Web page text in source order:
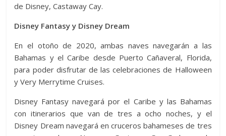
de Disney, Castaway Cay.
Disney Fantasy y Disney Dream
En el otoño de 2020, ambas naves navegarán a las
Bahamas y el Caribe desde Puerto Cañaveral, Florida,
para poder disfrutar de las celebraciones de Halloween
y Very Merrytime Cruises.
Disney Fantasy navegará por el Caribe y las Bahamas
con itinerarios que van de tres a ocho noches, y el
Disney Dream navegará en cruceros bahameses de tres